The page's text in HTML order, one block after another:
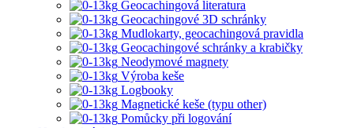
Geocachingová literatura
Geocachingové 3D schránky
Mudlokarty, geocachingová pravidla
Geocachingové schránky a krabičky
Neodymové magnety
Výroba keše
Logbooky
Magnetické keše (typu other)
Pomůcky při logování